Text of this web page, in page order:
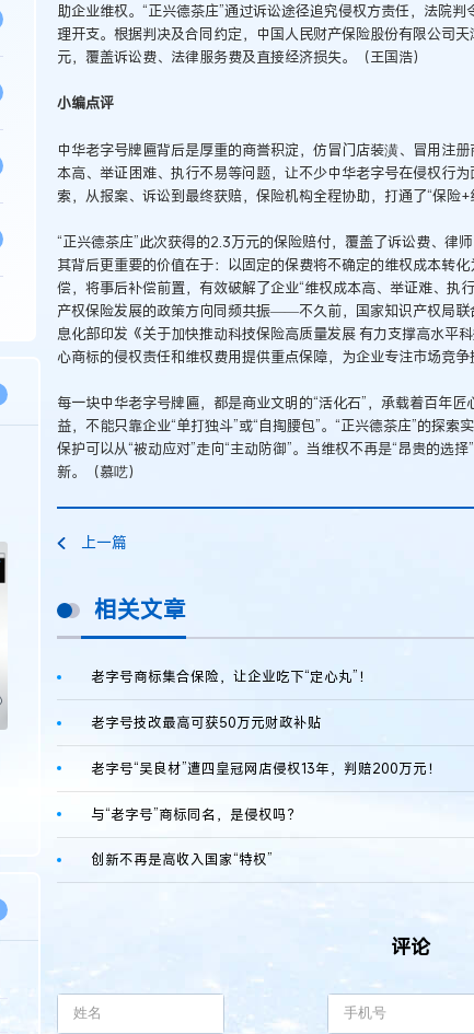
助企业维权。“正兴德茶庄”通过诉讼途径追究侵权方责任，法院
理开支。根据判决及合同约定，中国人民财产保险股份有限公司
元，覆盖诉讼费、法律服务费及直接经济损失。（王国浩）
小编点评
中华老字号牌匾背后是厚重的商誉积淀，仿冒门店装潢、冒用注
本高、举证困难、执行不易等问题，让不少中华老字号在侵权行
索，从报案、诉讼到最终获赔，保险机构全程协助，打通了“保险+
“正兴德茶庄”此次获得的2.3万元的保险赔付，覆盖了诉讼费、律
其背后更重要的价值在于：以固定的保费将不确定的维权成本转
偿，将事后补偿前置，有效破解了企业“维权成本高、举证难、执
产权保险发展的政策方向同频共振——不久前，国家知识产权局
息化部印发《关于加快推动科技保险高质量发展 有力支撑高水平
心商标的侵权责任和维权费用提供重点保障，为企业专注市场竞
每一块中华老字号牌匾，都是商业文明的“活化石”，承载着百年
益，不能只靠企业“单打独斗”或“自掏腰包”。“正兴德茶庄”的探索
保护可以从“被动应对”走向“主动防御”。当维权不再是“昂贵的选
新。（慕呓）
上一篇
相关文章
老字号商标集合保险，让企业吃下“定心丸”！
老字号技改最高可获50万元财政补贴
老字号“吴良材”遭四皇冠网店侵权13年，判赔200万元！
与“老字号”商标同名，是侵权吗？
创新不再是高收入国家“特权”
评论